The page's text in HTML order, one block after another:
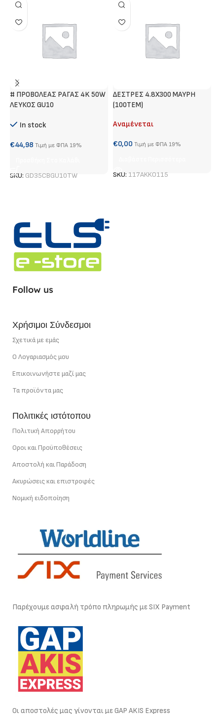
# ΠΡΟΒΟΛΕΑΣ ΡΑΓΑΣ 4K 50W
ΛΕΥΚΟΣ GU10
In stock
€44,98 Τιμή με ΦΠΑ 19%
SKU: GD35CBGU10TW
ΔΕΣΤΡΕΣ 4.8Χ300 ΜΑΥΡΗ
(100ΤΕΜ)
Αναμένεται
€0,00 Τιμή με ΦΠΑ 19%
SKU: 117AKKO115
Follow us
Χρήσιμοι Σύνδεσμοι
Σχετικά με εμάς
Ο Λογαριασμός μου
Επικοινωνήστε μαζί μας
Τα προϊόντα μας
Πολιτικές ιστότοπου
Πολιτική Απορρήτου
Οροι και Προϋποθέσεις
Αποστολή και Παράδοση
Ακυρώσεις και επιστροφές
Νομική ειδοποίηση
Παρέχουμε ασφαλή τρόπο πληρωμής με SIX Payment
Οι αποστολές μας γίνονται με GAP AKIS Express